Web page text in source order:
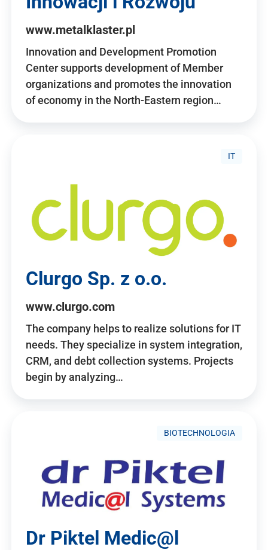
www.metalklaster.pl
Innovation and Development Promotion
Center supports development of Member
organizations and promotes the innovation
of economy in the North-Eastern region…
IT
Clurgo Sp. z o.o.
www.clurgo.com
The company helps to realize solutions for IT
needs. They specialize in system integration,
CRM, and debt collection systems. Projects
begin by analyzing…
BIOTECHNOLOGIA
Dr Piktel Medic@l